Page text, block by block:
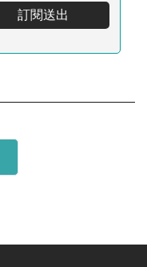
訂閱送出